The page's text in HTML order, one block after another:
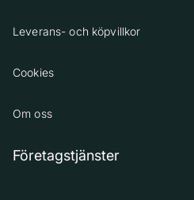
Leverans- och köpvillkor
Cookies
Om oss
Företagstjänster